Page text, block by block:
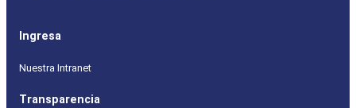
Ingresa
Nuestra Intranet
Transparencia